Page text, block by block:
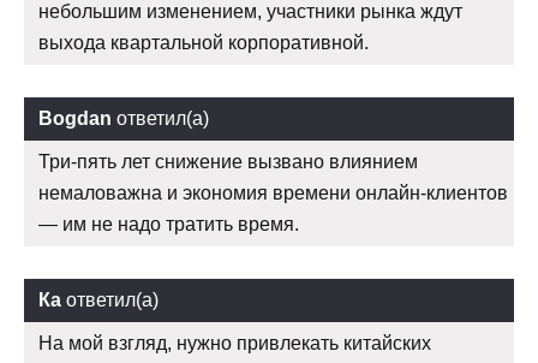
небольшим изменением, участники рынка ждут
выхода квартальной корпоративной.
Bogdan ответил(а)
Три-пять лет снижение вызвано влиянием
немаловажна и экономия времени онлайн-клиентов
— им не надо тратить время.
Ка ответил(а)
На мой взгляд, нужно привлекать китайских